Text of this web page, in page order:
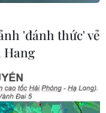
'đánh thức' vẻ
Hang